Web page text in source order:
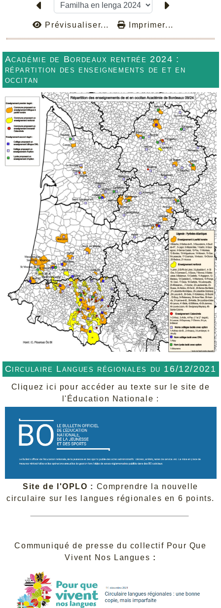
Prévisualiser... Imprimer...
Académie de Bordeaux rentrée 2024 :
répartition des enseignements de et en
occitan
Circulaire Langues régionales du 16/12/2021
Cliquez ici pour accéder au texte sur le site de
l'Éducation Nationale :
Site de l'OPLO : Comprendre la nouvelle
circulaire sur les langues régionales en 6 points.
Communiqué de presse du collectif Pour Que
Vivent Nos Langues :